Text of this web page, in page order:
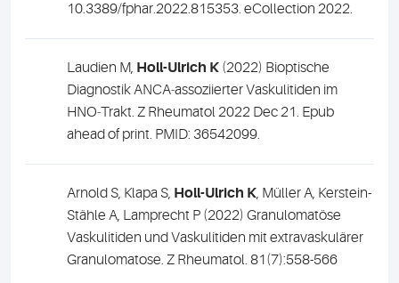
10.3389/fphar.2022.815353. eCollection 2022.
Laudien M, Holl-Ulrich K (2022) Bioptische
Diagnostik ANCA‑assoziierter Vaskulitiden im
HNO‑Trakt. Z Rheumatol 2022 Dec 21. Epub
ahead of print. PMID: 36542099.
Arnold S, Klapa S, Holl-Ulrich K, Müller A, Kerstein-
Stähle A, Lamprecht P (2022) Granulomatöse
Vaskulitiden und Vaskulitiden mit extravaskulärer
Granulomatose. Z Rheumatol. 81(7):558-566